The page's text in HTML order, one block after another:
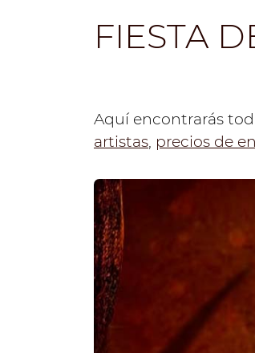
FIESTA
Aquí encontrarás
artistas precios de